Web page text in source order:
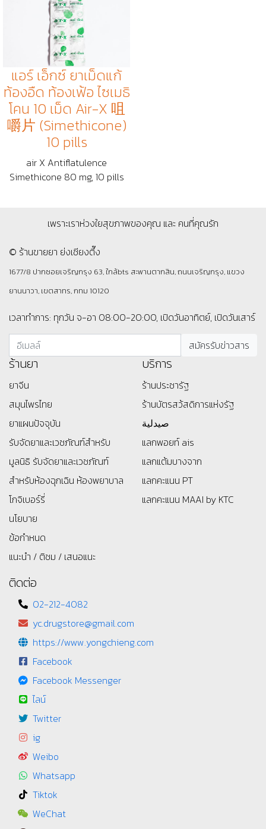
แอร์ เอ็กซ์ ยาเม็ดแก้
ท้องอืด ท้องเฟ้อ ไซเมธิ
โคน 10 เม็ด Air-X 咀
嚼片 (Simethicone)
10 pills
air X Antiflatulence
Simethicone 80 mg, 10 pills
เพราะเราห่วงใยสุขภาพของคุณ และ คนที่คุณรัก
© ร้านขายยา ย่งเชียงตึ๊ง
1677/8 ปากซอยเจริญกรุง 63, ใกล้bts สะพานตากสิน, ถนนเจริญกรุง, แขวง
ยานนาวา, เขตสาทร, กทม 10120
เวลาทำการ: ทุกวัน จ-อา 08:00-20:00, เปิดวันอาทิตย์, เปิดวันเสาร์
ร้านยา
ยาจีน
สมุนไพรไทย
ยาแผนปัจจุบัน
รับจัดยาและเวชภัณฑ์สำหรับ
มูลนิธิ รับจัดยาและเวชภัณฑ์
สำหรับห้องฉุกเฉิน ห้องพยาบาล
โกจิเบอร์รี่
นโยบาย
ข้อกำหนด
แนะนำ / ติชม / เสนอแนะ
บริการ
ร้านประชารัฐ
ร้านบัตรสว้สดิการแห่งรัฐ
صيدلية
แลกพอยท์ ais
แลกแต้มบางจาก
แลกคะแนน PT
แลกคะแนน MAAI by KTC
ติดต่อ
02-212-4082
yc.drugstore@gmail.com
https://www.yongchieng.com
Facebook
Facebook Messenger
ไลน์
Twitter
ig
Weibo
Whatsapp
Tiktok
WeChat